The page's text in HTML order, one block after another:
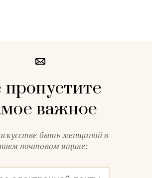
важное
быть женщиной в
почтовом ящике: